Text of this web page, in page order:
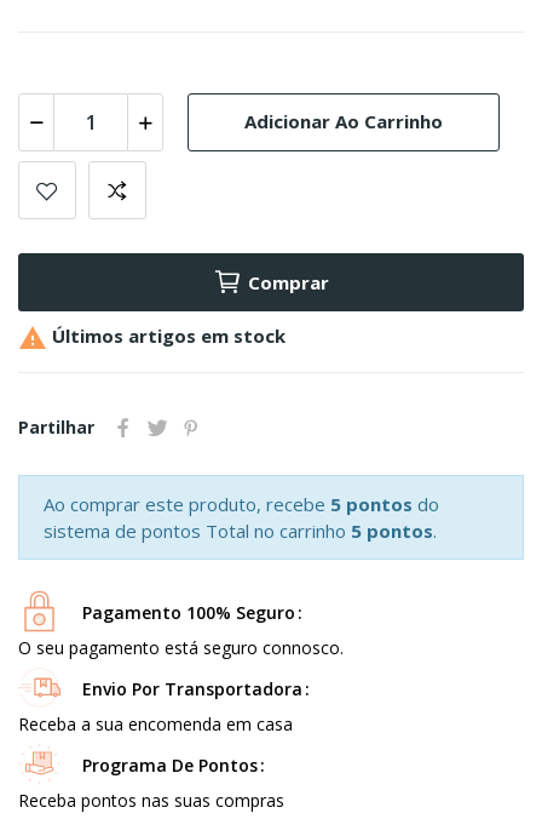
Adicionar Ao Carrinho
Comprar
 Últimos artigos em stock
Partilhar
Ao comprar este produto, recebe 5 pontos do
sistema de pontos Total no carrinho 5 pontos.
Pagamento 100% Seguro
O seu pagamento está seguro connosco.
Envio Por Transportadora
Receba a sua encomenda em casa
Programa De Pontos
Receba pontos nas suas compras